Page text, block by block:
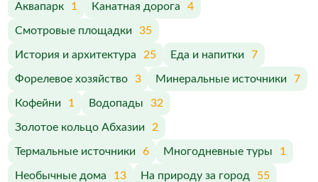
Аквапарк 1 Канатная дорога 4
Смотровые площадки 35
История и архитектура 25 Еда и напитки 7
Форелевое хозяйство 3 Минеральные источники 7
Кофейни 1 Водопады 32
Золотое кольцо Абхазии 2
Термальные источники 6 Многодневные туры 1
Необычные дома 13 На природу за город 55